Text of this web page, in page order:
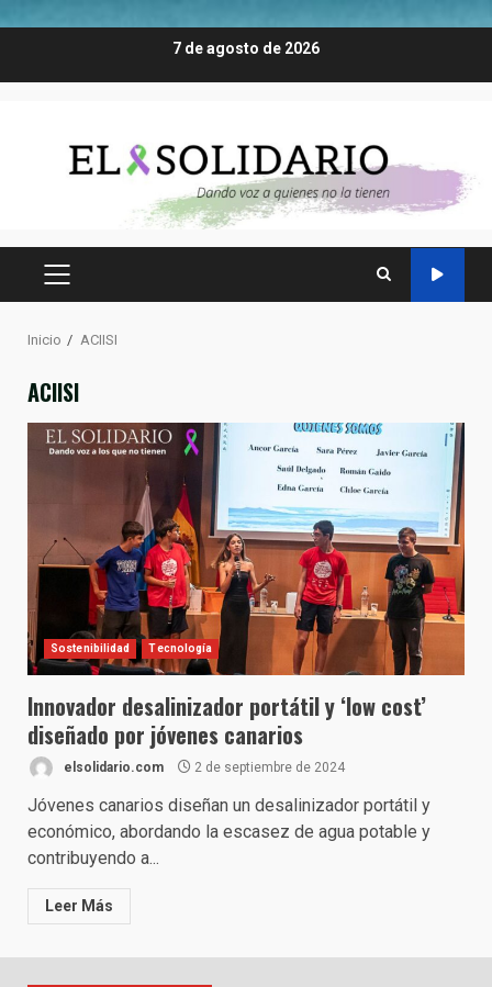
7 de agosto de 2026
MENÚ
Inicio ACIISI
ACIISI
Sostenibilidad Tecnología
Innovador desalinizador portátil y ‘low cost’
diseñado por jóvenes canarios
elsolidario.com 2 de septiembre de 2024
Jóvenes canarios diseñan un desalinizador portátil y
económico, abordando la escasez de agua potable y
contribuyendo a...
Leer Más